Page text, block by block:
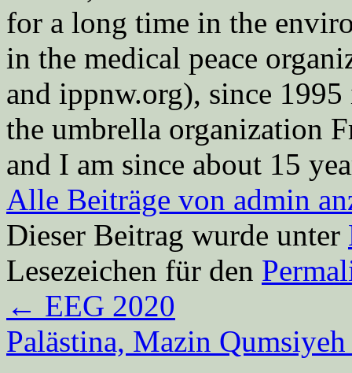
for a long time in the
in the medical peace
and ippnw.org), since
the umbrella organization
and I am since about 15
Alle Beiträge von admin
Dieser Beitrag wurde unter
Lesezeichen für den
← EEG 2020
Palästina, Mazin